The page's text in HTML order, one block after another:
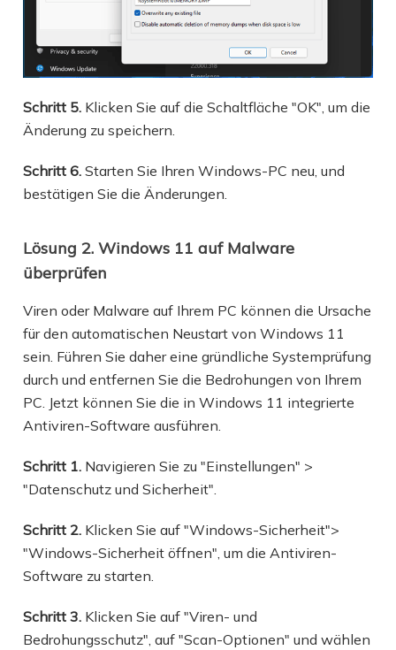
Schritt 5. Klicken Sie auf die Schaltfläche "OK", um die
Änderung zu speichern.
Schritt 6. Starten Sie Ihren Windows-PC neu, und
bestätigen Sie die Änderungen.
Lösung 2. Windows 11 auf Malware
überprüfen
Viren oder Malware auf Ihrem PC können die Ursache
für den automatischen Neustart von Windows 11
sein. Führen Sie daher eine gründliche Systemprüfung
durch und entfernen Sie die Bedrohungen von Ihrem
PC. Jetzt können Sie die in Windows 11 integrierte
Antiviren-Software ausführen.
Schritt 1. Navigieren Sie zu "Einstellungen" >
"Datenschutz und Sicherheit".
Schritt 2. Klicken Sie auf "Windows-Sicherheit">
"Windows-Sicherheit öffnen", um die Antiviren-
Software zu starten.
Schritt 3. Klicken Sie auf "Viren- und
Bedrohungsschutz", auf "Scan-Optionen" und wählen